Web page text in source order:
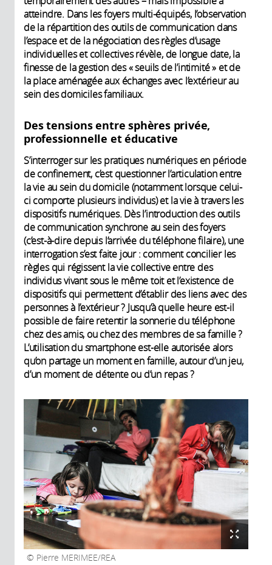
atteindre. Dans les foyers multi-équipés, l’observation
de la répartition des outils de communication dans
l’espace et de la négociation des règles d’usage
individuelles et collectives révèle, de longue date, la
finesse de la gestion des « seuils de l’intimité » et de
la place aménagée aux échanges avec l’extérieur au
sein des domiciles familiaux.
Des tensions entre sphères privée,
professionnelle et éducative
S’interroger sur les pratiques numériques en période
de confinement, c’est questionner l’articulation entre
la vie au sein du domicile (notamment lorsque celui-
ci comporte plusieurs individus) et la vie à travers les
dispositifs numériques. Dès l’introduction des outils
de communication synchrone au sein des foyers
(c’est-à-dire depuis l’arrivée du téléphone filaire), une
interrogation s’est faite jour : comment concilier les
règles qui régissent la vie collective entre des
individus vivant sous le même toit et l’existence de
dispositifs qui permettent d’établir des liens avec des
personnes à l’extérieur ? Jusqu’à quelle heure est-il
possible de faire retentir la sonnerie du téléphone
chez des amis, ou chez des membres de sa famille ?
L’utilisation du smartphone est-elle autorisée alors
qu’on partage un moment en famille, autour d’un jeu,
d’un moment de détente ou d’un repas ?
Pierre MERIMEE/REA